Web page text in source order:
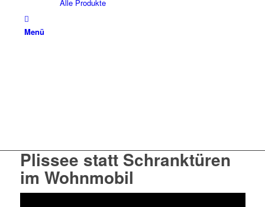
Alle Produkte
Menü
Plissee statt Schranktüren
im Wohnmobil